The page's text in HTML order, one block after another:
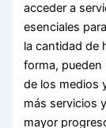
acceder a
esenciales
la cantidad de
forma, pueden
de los medios
más servicios
mayor